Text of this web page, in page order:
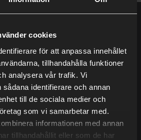
cookies
för att anpassa innehållet
tillhandahålla funktioner
analysera vår trafik. Vi
identifierare och annan
till de sociala medier och
som vi samarbetar med.
informationen med annan
tillhandahållit eller som de har
(7)
eller svalt